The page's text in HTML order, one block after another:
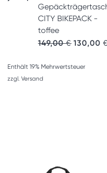
CITY BIKEPACK -
toffee
149,00€ 130,00 €
Enthält 19% Mehrwertsteuer
zzgl. Versand